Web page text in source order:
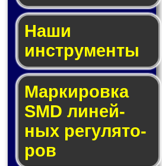
Наши
инструменты
Маркировка
SMD ли­ней­
ных ре­гу­ля­то­
ров